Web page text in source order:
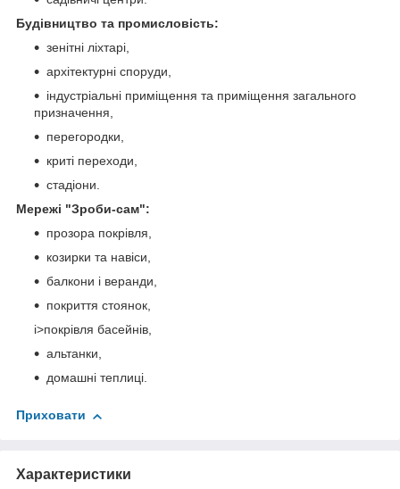
Будівництво та промисловість:
зенітні ліхтарі,
архітектурні споруди,
індустріальні приміщення та приміщення загального
призначення,
перегородки,
криті переходи,
стадіони.
Мережі "Зроби-cам":
прозора покрівля,
козирки та навіси,
балкони і веранди,
покриття стоянок,
i>покрівля басейнів,
альтанки,
домашні теплиці.
Приховати
Характеристики